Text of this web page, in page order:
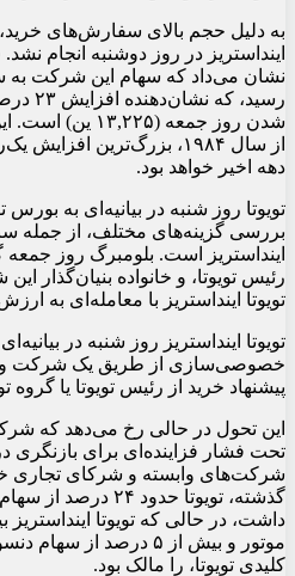
به دلیل حجم بالای سفارش‌های خرید،
اینداستریز در روز دوشنبه انجام
رسید،
از سال ۱۹۸۴، بزرگ‌ترین
دهه اخیر خواهد بود.
تویوتا روز شنبه در بیانیه‌ای به
بررسی گزینه‌های مختلف، از جمله
اینداستریز است. بلومبرگ روز جمعه
رئیس تویوتا، و خانواده بنیان‌گذار
تویوتا اینداستریز با معامله‌ای به ارزش ۶ تریلیون ین ارائه
تویوتا اینداستریز روز شنبه در
خصوصی‌سازی از طریق یک شرکت
پیشنهاد خرید از رئیس تویوتا یا گروه
این تحول در حالی رخ می‌دهد که
تحت فشار فزاینده‌ای برای بازنگری
شرکت‌های وابسته و شرکای تجاری
گذشته، تویوتا حدود
موتور و بیش از ۵ درصد از
کلیدی تویوتا، را مالک بود.